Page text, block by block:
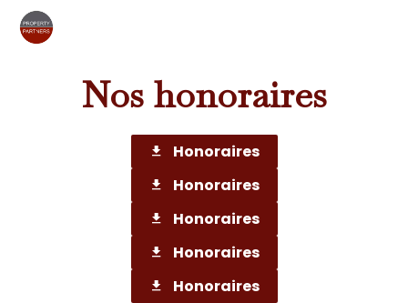
Nos honoraires
Honoraires
Honoraires
Honoraires
Honoraires
Honoraires